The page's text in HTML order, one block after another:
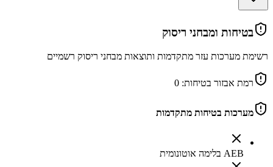
בטיחות ומבחני ריסוק
רשימת מערכות עזר מתקדמות ותוצאות מבחני ריסוק רשמיים
רמת אבזור בטיחות: 0
מערכות בטיחות מתקדמות
AEB בלימה אוטונומית